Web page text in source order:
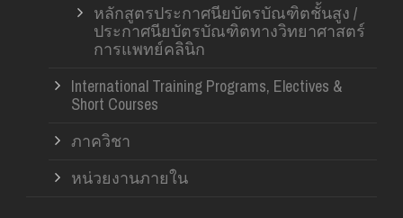
หลักสูตรประกาศนียบัตรบัณฑิตชั้นสูง /
ประกาศนียบัตรบัณฑิตทางวิทยาศาสตร์
การแพทย์คลินิก
International Training Programs, Electives &
Short Courses
ภาควิชา
หน่วยงานภายใน